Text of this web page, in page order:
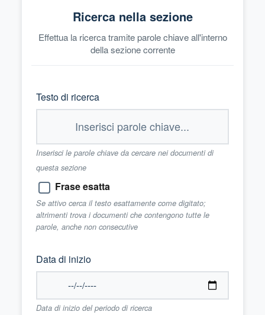
Ricerca nella sezione
Effettua la ricerca tramite parole chiave all'interno
della sezione corrente
Testo di ricerca
Inserisci le parole chiave da cercare nei documenti di
questa sezione
Frase esatta
Se attivo cerca il testo esattamente come digitato;
altrimenti trova i documenti che contengono tutte le
parole, anche non consecutive
Data di inizio
Data di inizio del periodo di ricerca